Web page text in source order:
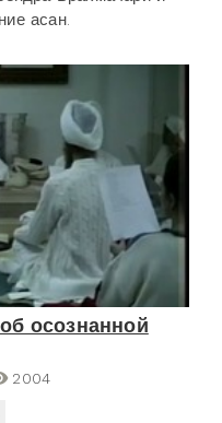
асан.
осознанной
2004